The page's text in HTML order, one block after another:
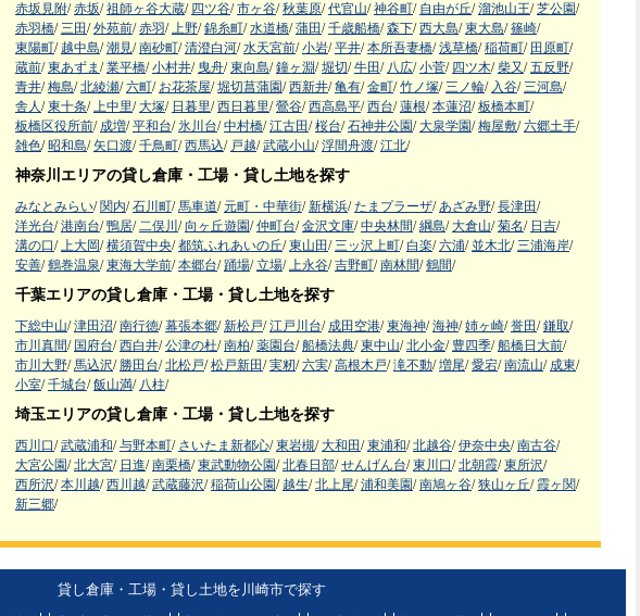
赤坂見附/ 赤坂/ 祖師ヶ谷大蔵/ 四ツ谷/ 市ヶ谷/ 秋葉原/ 代官山/ 神谷町/ 自由が丘/ 溜池山王/ 芝公園/
赤羽橋/ 三田/ 外苑前/ 赤羽/ 上野/ 錦糸町/ 水道橋/ 蒲田/ 千歳船橋/ 森下/ 西大島/ 東大島/ 篠崎/
東陽町/ 越中島/ 潮見/ 南砂町/ 清澄白河/ 水天宮前/ 小岩/ 平井/ 本所吾妻橋/ 浅草橋/ 稲荷町/ 田原町/
蔵前/ 東あずま / 業平橋/ 小村井/ 曳舟/ 東向島/ 鐘ヶ淵/ 堀切/ 牛田/ 八広/ 小菅/ 四ツ木/ 柴又/ 五反野/
青井/ 梅島/ 北綾瀬/ 六町/ お花茶屋/ 堀切菖蒲園/ 西新井/ 亀有/ 金町/ 竹ノ塚/ 三ノ輪/ 入谷/ 三河島/
舎人/ 東十条/ 上中里/ 大塚/ 日暮里/ 西日暮里/ 鶯谷/ 西高島平/ 西台/ 蓮根/ 本蓮沼/ 板橋本町/
板橋区役所前/ 成増/ 平和台/ 氷川台/ 中村橋/ 江古田/ 桜台/ 石神井公園/ 大泉学園/ 梅屋敷/ 六郷土手/
雑色/ 昭和島/ 矢口渡/ 千鳥町/ 西馬込/ 戸越/ 武蔵小山/ 浮間舟渡/ 江北/
神奈川エリアの貸し倉庫・工場・貸し土地を探す
みなとみらい/ 関内/ 石川町/ 馬車道/ 元町・中華街/ 新横浜/ たまプラーザ/ あざみ野/ 長津田/
洋光台/ 港南台/ 鴨居/ 二俣川 / 向ヶ丘遊園/ 仲町台/ 金沢文庫/ 中央林間/ 綱島/ 大倉山/ 菊名/ 日吉/
溝の口/ 上大岡/ 横須賀中央/ 都筑ふれあいの丘/ 東山田/ 三ッ沢上町/ 白楽/ 六浦/ 並木北/ 三浦海岸/
安善/ 鶴巻温泉/ 東海大学前/ 本郷台/ 踊場/ 立場/ 上永谷/ 吉野町/ 南林間/ 鶴間/
千葉エリアの貸し倉庫・工場・貸し土地を探す
下総中山/ 津田沼/ 南行徳/ 幕張本郷/ 新松戸/ 江戸川台/ 成田空港/ 東海神/ 海神/ 姉ヶ崎/ 誉田/ 鎌取/
市川真間/ 国府台/ 西白井/ 公津の杜/ 南柏/ 薬園台/ 船橋法典/ 東中山/ 北小金/ 豊四季/ 船橋日大前/
市川大野/ 馬込沢/ 勝田台/ 北松戸/ 松戸新田/ 実籾/ 六実/ 高根木戸/ 滝不動/ 増尾/ 愛宕/ 南流山/ 成東/
小室/ 千城台/ 飯山満/ 八柱/
埼玉エリアの貸し倉庫・工場・貸し土地を探す
西川口/ 武蔵浦和/ 与野本町/ さいたま新都心/ 東岩槻/ 大和田/ 東浦和/ 北越谷/ 伊奈中央/ 南古谷/
大宮公園/ 北大宮/ 日進/ 南栗橋/ 東武動物公園/ 北春日部/ せんげん台/ 東川口/ 北朝霞/ 東所沢/
西所沢/ 本川越/ 西川越/ 武蔵藤沢/ 稲荷山公園/ 越生/ 北上尾/ 浦和美園/ 南鳩ヶ谷/ 狭山ヶ丘/ 霞ヶ関/
新三郷/
貸し倉庫・工場・貸し土地を川崎市で探す